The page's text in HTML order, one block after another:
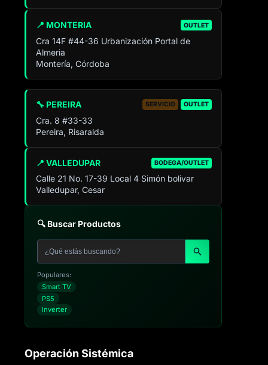
📍 MONTERIA OUTLET
Cra 14F #44-36 Urbanización Portal de
Almeria
Montería, Córdoba
📍 VALLEDUPAR BODEGA/OUTLET
Calle 21 No. 17-39 Local 4 Simón bolivar
Valledupar, Cesar
🔧 PEREIRA SERVICIO OUTLET
Cra. 8 #33-33
Pereira, Risaralda
🔍 Buscar Productos
Populares:
Smart TV
PS5
Inverter
Operación Sistémica